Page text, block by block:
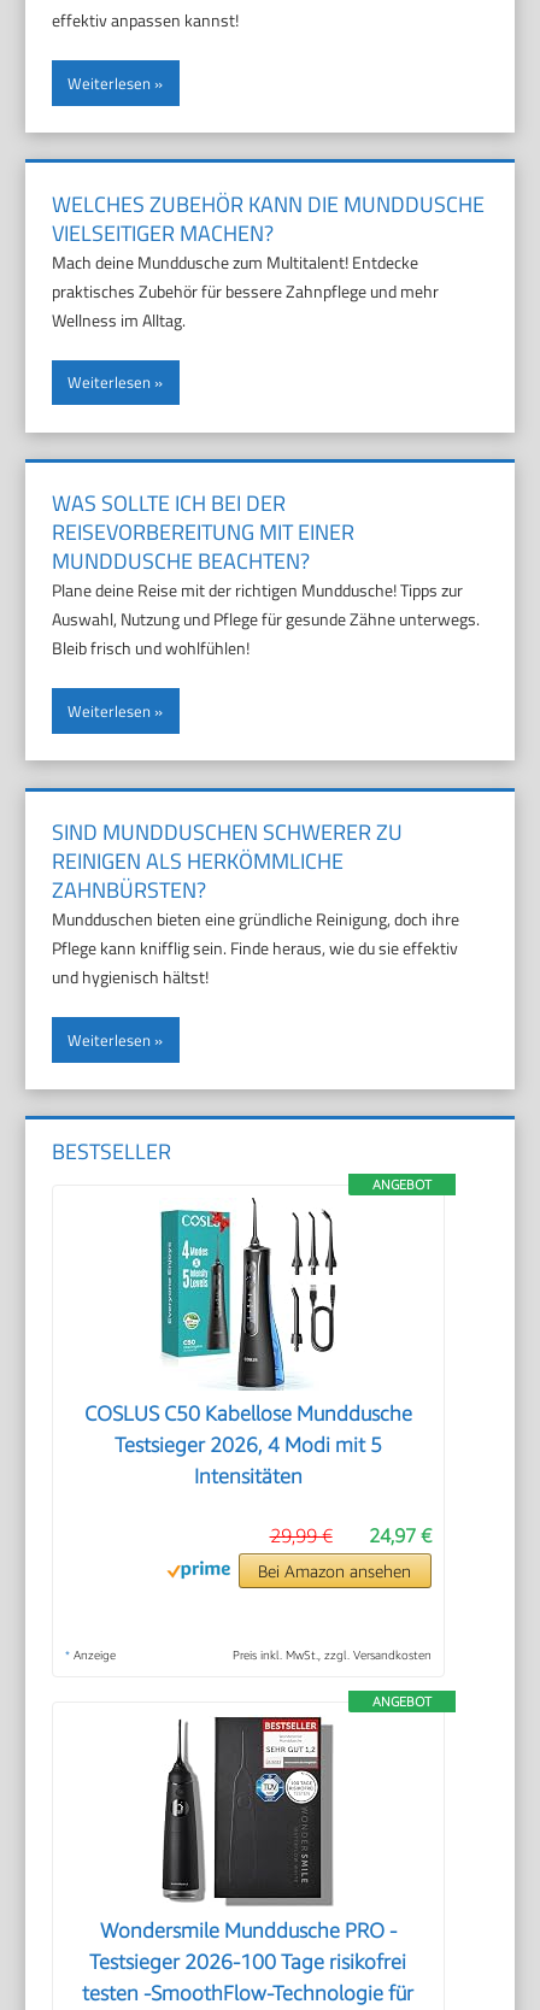
effektiv anpassen kannst!
Weiterlesen
WELCHES ZUBEHÖR KANN DIE MUNDDUSCHE
VIELSEITIGER MACHEN?
Mach deine Munddusche zum Multitalent! Entdecke
praktisches Zubehör für bessere Zahnpflege und mehr
Wellness im Alltag.
Weiterlesen
WAS SOLLTE ICH BEI DER
REISEVORBEREITUNG MIT EINER
MUNDDUSCHE BEACHTEN?
Plane deine Reise mit der richtigen Munddusche! Tipps zur
Auswahl, Nutzung und Pflege für gesunde Zähne unterwegs.
Bleib frisch und wohlfühlen!
Weiterlesen
SIND MUNDDUSCHEN SCHWERER ZU
REINIGEN ALS HERKÖMMLICHE
ZAHNBÜRSTEN?
Mundduschen bieten eine gründliche Reinigung, doch ihre
Pflege kann knifflig sein. Finde heraus, wie du sie effektiv
und hygienisch hältst!
Weiterlesen
BESTSELLER
ANGEBOT
COSLUS C50 Kabellose Munddusche
Testsieger 2026, 4 Modi mit 5
Intensitäten
24,97 €
29,99 €
Bei Amazon ansehen
* Anzeige Preis inkl. MwSt., zzgl. Versandkosten
ANGEBOT
Wondersmile Munddusche PRO -
Testsieger 2026-100 Tage risikofrei
testen -SmoothFlow-Technologie für